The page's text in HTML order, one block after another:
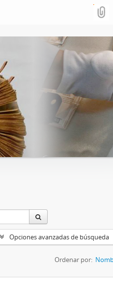
Opciones avanzadas de búsqueda
Ordenar por: